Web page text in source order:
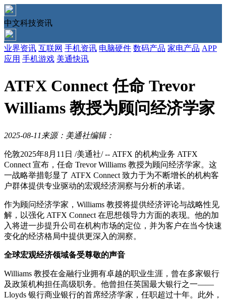
中文科技资讯
业界资讯 互联网 手机资讯 电脑硬件 数码产品 家电产品 APP
应用 手机游戏 美通快讯
ATFX Connect 任命 Trevor
Williams 教授为顾问经济学家
2025-08-11 来源：美通社编辑：
伦敦2025年8月11日 /美通社/ -- ATFX 的机构业务 ATFX
Connect 宣布，任命 Trevor Williams 教授为顾问经济学家。这
一战略举措彰显了 ATFX Connect 致力于为不断增长的机构客
户群体提供专业驱动的宏观经济洞察与分析的承诺。
作为顾问经济学家，Williams 教授将提供经济评论与战略性见
解，以强化 ATFX Connect 在思想领导力方面的表现。他的加
入将进一步提升公司在机构市场的定位，并为客户在当今快速
变化的经济格局中提供更深入的洞察。
全球宏观经济领域备受尊敬的声音
Williams 教授在金融行业拥有卓越的职业生涯，曾在多家银行
及政策机构担任高级职务。他曾担任英国最大银行之一——
Lloyds 银行商业银行的首席经济学家，任职超过十年。此外，